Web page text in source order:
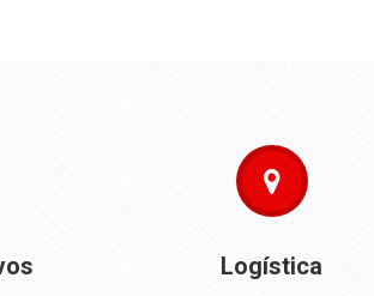
Logística